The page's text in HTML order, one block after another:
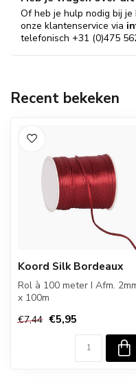
Of heb je hulp nodig bij
onze klantenservice via
telefonisch +31 (0)475
Recent bekeken
Koord Silk Bordeaux
Rol à 100 meter I Afm.
x 100m
€7,44 €5,95